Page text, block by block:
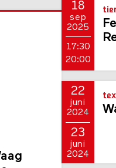
18
sep
2025
17:30
22
juni
2024
23
juni